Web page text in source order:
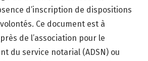
d’inscription de dispositions
Ce document est à
de l’association pour le
du service notarial (ADSN) ou